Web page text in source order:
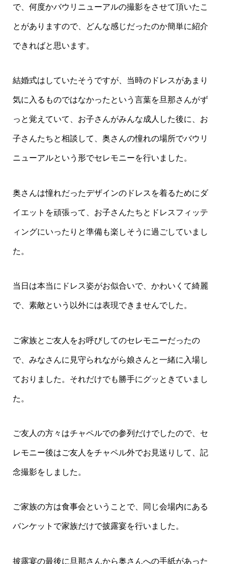
で、何度かバウリニューアルの撮影をさせて頂いたこ
とがありますので、どんな感じだったのか簡単に紹介
できればと思います。
結婚式はしていたそうですが、当時のドレスがあまり
気に入るものではなかったという言葉を旦那さんがず
っと覚えていて、お子さんがみんな成人した後に、お
子さんたちと相談して、奥さんの憧れの場所でバウリ
ニューアルという形でセレモニーを行いました。
奥さんは憧れだったデザインのドレスを着るためにダ
イエットを頑張って、お子さんたちとドレスフィッテ
ィングにいったりと準備も楽しそうに過ごしていまし
た。
当日は本当にドレス姿がお似合いで、かわいくて綺麗
で、素敵という以外には表現できませんでした。
ご家族とご友人をお呼びしてのセレモニーだったの
で、みなさんに見守られながら娘さんと一緒に入場し
ておりました。それだけでも勝手にグッときていまし
た。
ご友人の方々はチャペルでの参列だけでしたので、セ
レモニー後はご友人をチャペル外でお見送りして、記
念撮影をしました。
ご家族の方は食事会ということで、同じ会場内にある
バンケットで家族だけで披露宴を行いました。
披露宴の最後に旦那さんから奥さんへの手紙があった